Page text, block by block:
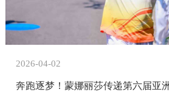
2026-04-02
奔跑逐梦！蒙娜丽莎传递第六届亚